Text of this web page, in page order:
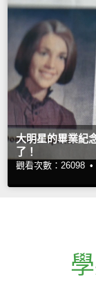
大明星的畢業紀
了！
觀看次數：26098 •